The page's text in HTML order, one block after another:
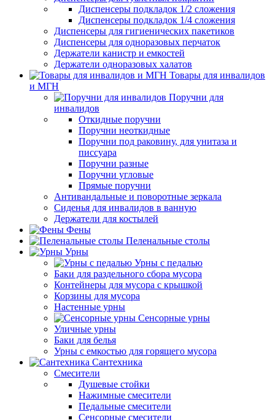
Диспенсеры подкладок 1/2 сложения
Диспенсеры подкладок 1/4 сложения
Диспенсеры для гигиенических пакетиков
Диспенсеры для одноразовых перчаток
Держатели канистр и емкостей
Держатели одноразовых халатов
Товары для инвалидов
и МГН
Поручни для
инвалидов
Откидные поручни
Поручни неоткидные
Поручни под раковину, для унитаза и
писсуара
Поручни разные
Поручни угловые
Прямые поручни
Антивандальные и поворотные зеркала
Сиденья для инвалидов в ванную
Держатели для костылей
Фены
Пеленальные столы
Урны
Урны с педалью
Баки для раздельного сбора мусора
Контейнеры для мусора с крышкой
Корзины для мусора
Настенные урны
Сенсорные урны
Уличные урны
Баки для белья
Урны с емкостью для горящего мусора
Сантехника
Смесители
Душевые стойки
Нажимные смесители
Педальные смесители
Сенсорные смесители